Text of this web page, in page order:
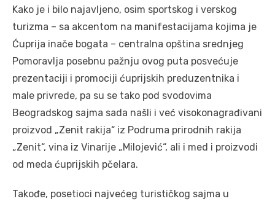
Kako je i bilo najavljeno, osim sportskog i verskog
turizma – sa akcentom na manifestacijama kojima je
Ćuprija inače bogata – centralna opština srednjeg
Pomoravlja posebnu pažnju ovog puta posvećuje
prezentaciji i promociji ćuprijskih preduzentnika i
male privrede, pa su se tako pod svodovima
Beogradskog sajma sada našli i već visokonagrađivani
proizvod „Zenit rakija“ iz Podruma prirodnih rakija
„Zenit“, vina iz Vinarije „Milojević“, ali i med i proizvodi
od meda ćuprijskih pčelara.
Takođe, posetioci najvećeg turističkog sajma u